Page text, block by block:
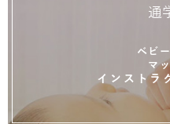
通
ベビ
マ
インストラ